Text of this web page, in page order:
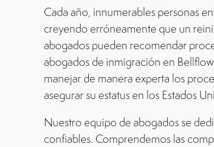
Cada año, innumerables personas
creyendo erróneamente que un
abogados pueden recomendar
abogados de inmigración en
manejar de manera experta los
asegurar su estatus en los Estados
Nuestro equipo de abogados se
confiables. Comprendemos las